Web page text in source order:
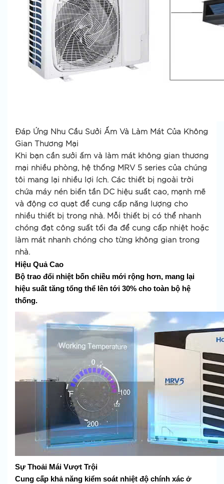
Đáp Ứng Nhu Cầu Sưởi Ấm Và Làm Mát Của Không
Gian Thương Mại
Khi bạn cần sưởi ấm và làm mát không gian thương
mại nhiều phòng, hệ thống MRV 5 series của chúng
tôi mang lại nhiều lợi ích. Các thiết bị ngoài trời
chứa máy nén biến tần DC hiệu suất cao, mạnh mẽ
và động cơ quạt để cung cấp năng lượng cho
nhiều thiết bị trong nhà. Mỗi thiết bị có thể nhanh
chóng đạt công suất tối đa để cung cấp nhiệt hoặc
làm mát nhanh chóng cho từng không gian trong
nhà.
Hiệu Quả Cao
Bộ trao đổi nhiệt bốn chiều mới rộng hơn, mang lại
hiệu suất tăng tổng thể lên tới 30% cho toàn bộ hệ
thống.
Sự Thoải Mái Vượt Trội
Cung cấp khả năng kiểm soát nhiệt độ chính xác ở